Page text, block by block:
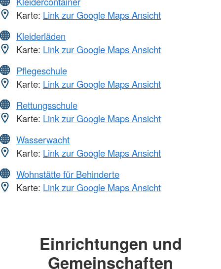
Karte: Link zur Google Maps Ansicht
Kleiderläden
Karte: Link zur Google Maps Ansicht
Pflegeschule
Karte: Link zur Google Maps Ansicht
Rettungsschule
Karte: Link zur Google Maps Ansicht
Wasserwacht
Karte: Link zur Google Maps Ansicht
Wohnstätte für Behinderte
Karte: Link zur Google Maps Ansicht
Einrichtungen und
Gemeinschaften